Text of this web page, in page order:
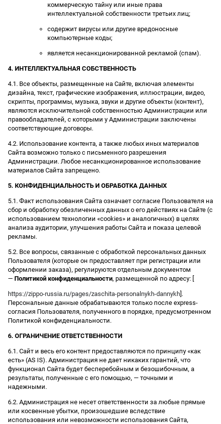
коммерческую тайну или иные права
интеллектуальной собственности третьих лиц;
содержит вирусы или другие вредоносные
компьютерные коды;
является несанкционированной рекламой (спам).
4. ИНТЕЛЛЕКТУАЛЬНАЯ СОБСТВЕННОСТЬ
4.1. Все объекты, размещенные на Сайте, включая элементы
дизайна, текст, графические изображения, иллюстрации, видео,
скрипты, программы, музыка, звуки и другие объекты (контент),
являются исключительной собственностью Администрации или
правообладателей, с которыми у Администрации заключены
соответствующие договоры.
4.2. Использование контента, а также любых иных материалов
Сайта возможно только с письменного разрешения
Администрации. Любое несанкционированное использование
материалов Сайта запрещено.
5. КОНФИДЕНЦИАЛЬНОСТЬ И ОБРАБОТКА ДАННЫХ
5.1. Факт использования Сайта означает согласие Пользователя на
сбор и обработку обезличенных данных о его действиях на Сайте (с
использованием технологии «cookies» и аналогичных) в целях
анализа аудитории, улучшения работы Сайта и показа целевой
рекламы.
5.2. Все вопросы, связанные с обработкой персональных данных
Пользователя (которые он предоставляет при регистрации или
оформлении заказа), регулируются отдельным документом
— Политикой конфиденциальности, размещенной по адресу: [
https://zippo-russia.ru/pages/zaschita-personalnykh-dannykh ].
Персональные данные обрабатываются только после express-
согласия Пользователя, полученного в порядке, предусмотренном
Политикой конфиденциальности.
6. ОГРАНИЧЕНИЕ ОТВЕТСТВЕННОСТИ
6.1. Сайт и весь его контент предоставляются по принципу «как
есть» (AS IS). Администрация не дает никаких гарантий, что
функционал Сайта будет бесперебойным и безошибочным, а
результаты, полученные с его помощью, — точными и
надежными.
6.2. Администрация не несет ответственности за любые прямые
или косвенные убытки, произошедшие вследствие
использования или невозможности использования Сайта,